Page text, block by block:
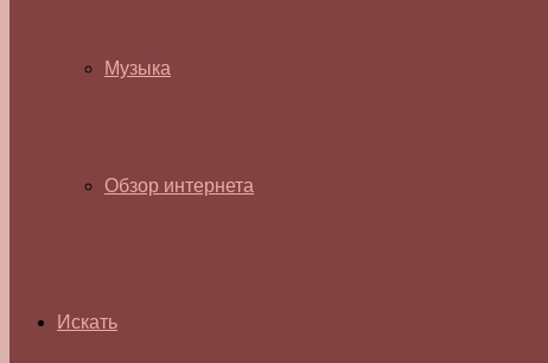
Музыка
Обзор интернета
Искать